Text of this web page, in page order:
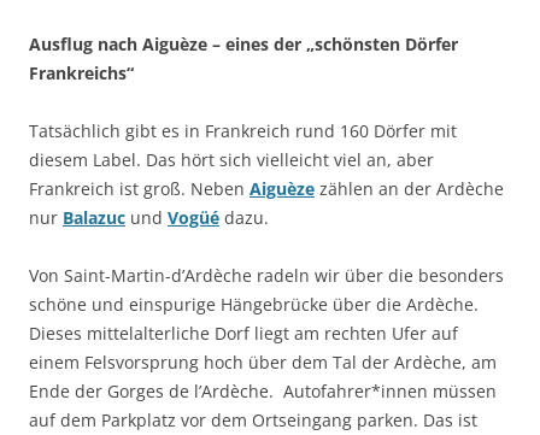
Ausflug nach Aiguèze – eines der „schönsten Dörfer
Frankreichs“
Tatsächlich gibt es in Frankreich rund 160 Dörfer mit
diesem Label. Das hört sich vielleicht viel an, aber
Frankreich ist groß. Neben Aiguèze zählen an der Ardèche
nur Balazuc und Vogüé dazu.
Von Saint-Martin-d’Ardèche radeln wir über die besonders
schöne und einspurige Hängebrücke über die Ardèche.
Dieses mittelalterliche Dorf liegt am rechten Ufer auf
einem Felsvorsprung hoch über dem Tal der Ardèche, am
Ende der Gorges de l’Ardèche. Autofahrer*innen müssen
auf dem Parkplatz vor dem Ortseingang parken. Das ist